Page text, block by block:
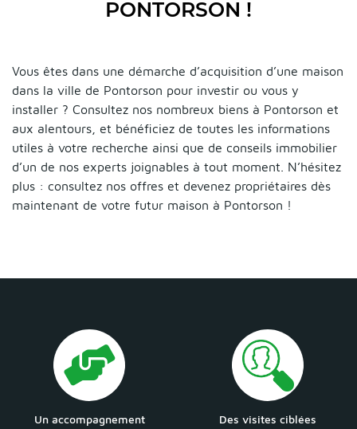
PONTORSON !
Vous êtes dans une démarche d’acquisition d’une maison
dans la ville de Pontorson pour investir ou vous y
installer ? Consultez nos nombreux biens à Pontorson et
aux alentours, et bénéficiez de toutes les informations
utiles à votre recherche ainsi que de conseils immobilier
d’un de nos experts joignables à tout moment. N’hésitez
plus : consultez nos offres et devenez propriétaires dès
maintenant de votre futur maison à Pontorson !
Un accompagnement
Des visites ciblées